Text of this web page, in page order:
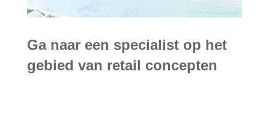
Ga naar een specialist op het
gebied van retail concepten